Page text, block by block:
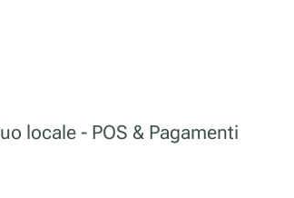
locale - POS & Pagamenti